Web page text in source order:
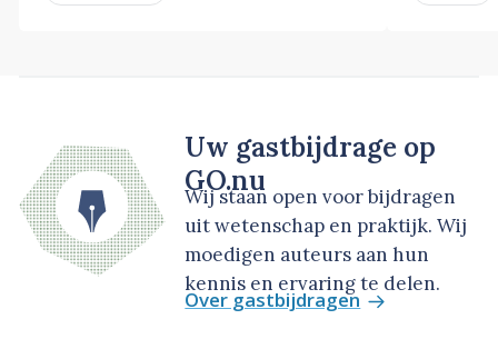
Uw gastbijdrage op
GO.nu
Wij staan open voor bijdragen
uit wetenschap en praktijk. Wij
moedigen auteurs aan hun
kennis en ervaring te delen.
Over gastbijdragen